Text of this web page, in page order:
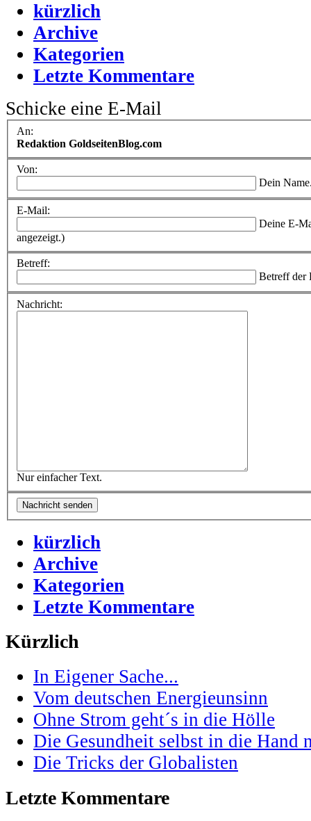
kürzlich
Archive
Kategorien
Letzte Kommentare
Schicke eine E-Mail
An:
Redaktion GoldseitenBlog.com
Von:
Dein
E-Mail:
Deine E-
angezeigt.)
Betreff:
Betreff der
Nachricht:
Nur einfacher Text.
kürzlich
Archive
Kategorien
Letzte Kommentare
Kürzlich
In Eigener Sache...
Vom deutschen Energieunsinn
Ohne Strom geht´s in die Hölle
Die Gesundheit selbst in die Hand
Die Tricks der Globalisten
Letzte Kommentare